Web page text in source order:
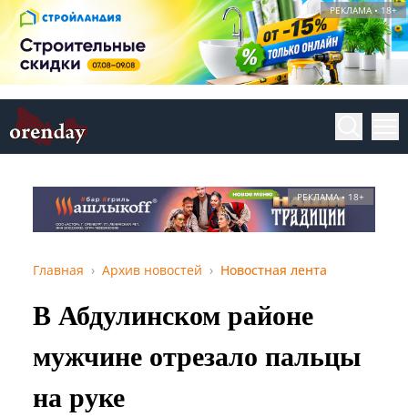
РЕКЛАМА • 18+
РЕКЛАМА • 18+
Главная Архив новостей Новостная лента
В Абдулинском районе
мужчине отрезало пальцы
на руке